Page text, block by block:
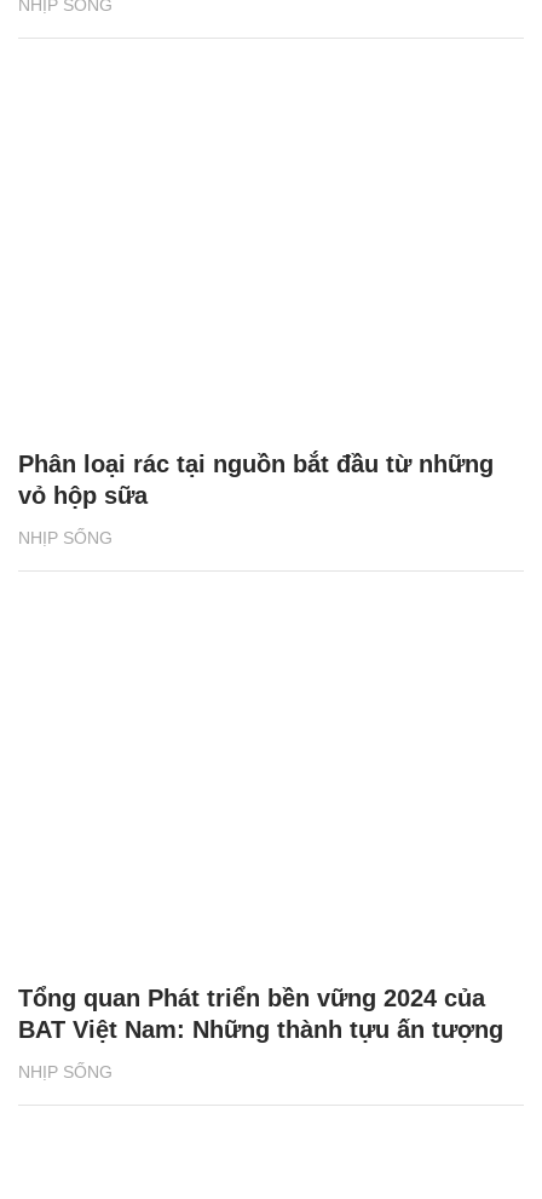
NHỊP SỐNG
NHỊP SỐNG
Phân loại rác tại nguồn bắt đầu từ những
vỏ hộp sữa
NHỊP SỐNG
Tổng quan Phát triển bền vững 2024 của
BAT Việt Nam: Những thành tựu ấn tượng